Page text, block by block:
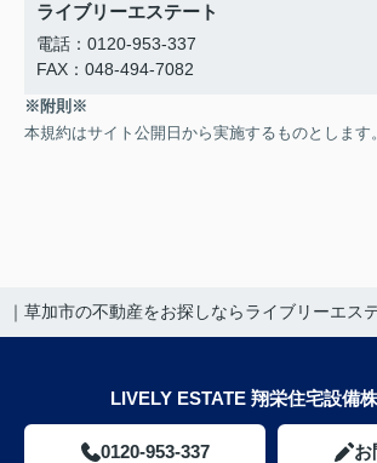
ライブリーエステート
電話：0120-953-337
FAX：048-494-7082
※附則※
本規約はサイト公開日から実施するものとします。
｜草加市の不動産をお探しならライブリーエス
LIVELY ESTATE 翔栄住宅設備
0120-953-337 お